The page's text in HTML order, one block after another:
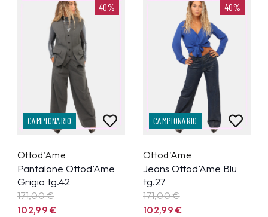
40%
CAMPIONARIO
Ottod'Ame
Pantalone Ottod’Ame
Grigio tg.42
171,00 €
102,99€
40%
CAMPIONARIO
Ottod'Ame
Jeans Ottod’Ame Blu
tg.27
171,00 €
102,99€